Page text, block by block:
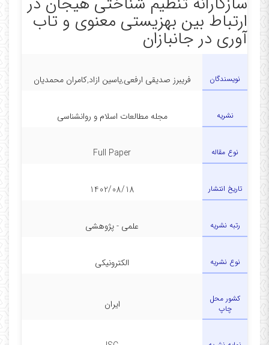
ارتباط بین بهزیستی معنوی و تاب
آوری در جانبازان
نویسندگان فریبرز صدیقی ارفعی,یاسین ازاد,کامران محمدیان
نشریه مجله مطالعات اسلام و روانشناسی
نوع مقاله Full Paper
تاریخ انتشار 1402/08/18
رتبه نشریه علمی - پژوهشی
نوع نشریه الکترونیکی
کشور محل
چاپ
ایران